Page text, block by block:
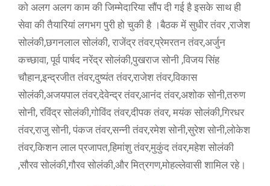
को अलग अलग काम की जिम्मेदारिया सौंप दी गई है इसके साथ ही
सेवा की तैयारियां लगभग पुरी हो चुकी है ।बैठक में सुधीर तंवर ,राजेश
सोलंकी,छगनलाल सोलंकी, राजेंद्र तंवर,प्रेमरतन तंवर,अर्जुन
कच्छावा, पूर्व पार्षद नरेंद्र सोलंकी,पुखराज सोनी ,विजय सिंह
चौहान,इन्द्रजीत तंवर,दुष्यंत तंवर,राजेश तंवर,विकास
सोलंकी,अजयपाल तंवर,देवेन्द्र तंवर,आनंद तंवर,अशोक सोनी,तरुण
सोनी, रविंद्र सोलंकी,गोविंद तंवर,दीपक तंवर, मयंक सोलंकी,गिरधर
तंवर,राजु सोनी, पंकज तंवर,सन्नी तंवर,रमेश सोनी,सुरेश सोनी,लोकेश
तंवर,किशन लाल प्रजापत,हिमांशु तंवर,मुकुंद तंवर,महेश सोलंकी
,सौरव सोलंकी,गौरव सोलंकी,और मित्रगण,मोहल्लेवासी शामिल रहे।